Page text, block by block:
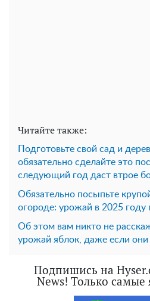
Читайте также:
Подготовьте свой сад и
обязательно сделайте это
следующий год даст втрое
Обязательно посыпьте
огороде: урожай в 2025 году
Об этом вам никто не
урожай яблок, даже если они
Подпишись на
News! Только самые